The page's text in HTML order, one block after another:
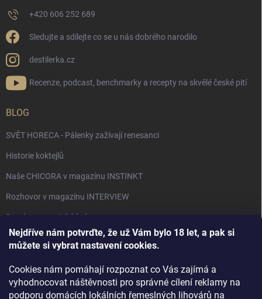
Nejdříve nám potvrďte, že už Vám bylo 18 let, a pak si
můžete si vybrat nastavení cookies.
Cookies nám pomáhají rozpoznat co Vás zajímá a
vyhodnocovat náštěvnosti pro správné cílení reklamy na
podporu domácích lokálních řemeslných lihovárů na
+420 606 252 689
Sledujte a sdílejte co se u nás dobrého narodilo
destilerka.cz
Recenze, podcast, benchmarky a recepty na skvělé české pití
BLOG
SVĚT HORECA - Pálenky zažívají renesanci
Historie koktejlů
Naše CHICORA v magazínu INSTINKT
Rozhovor v magazínu INTERVIEW
Bourbon, americká krása.
Napsali v TÝDNU o naší práci
Rozhovor s DESTILERKA.CZ v magazínu DRINKING-CAT